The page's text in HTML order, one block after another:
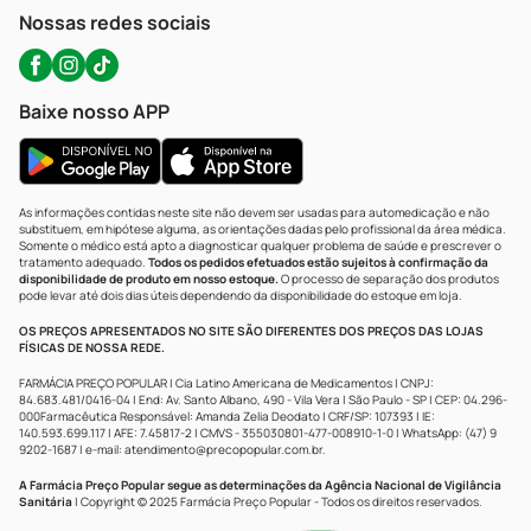
Nossas redes sociais
Baixe nosso APP
As informações contidas neste site não devem ser usadas para automedicação e não
substituem, em hipótese alguma, as orientações dadas pelo profissional da área médica.
Somente o médico está apto a diagnosticar qualquer problema de saúde e prescrever o
tratamento adequado. Todos os pedidos efetuados estão sujeitos à confirmação da
disponibilidade de produto em nosso estoque.O processo de separação dos produtos
pode levar até dois dias úteis dependendo da disponibilidade do estoque em loja.
OS PREÇOS APRESENTADOS NO SITE SÃO DIFERENTES DOS PREÇOS DAS LOJAS
FÍSICAS DE NOSSA REDE.
FARMÁCIA PREÇO POPULAR | Cia Latino Americana de Medicamentos | CNPJ:
84.683.481/0416-04 | End: Av. Santo Albano, 490 - Vila Vera | São Paulo - SP | CEP: 04.296-
000Farmacêutica Responsável: Amanda Zelia Deodato | CRF/SP: 107393 | IE:
140.593.699.117 | AFE: 7.45817-2 | CMVS - 355030801-477-008910-1-0 | WhatsApp: (47) 9
9202-1687 | e-mail: atendimento@precopopular.com.br.
A Farmácia Preço Popular segue as determinações da Agência Nacional de Vigilância
Sanitária | Copyright © 2025 Farmácia Preço Popular - Todos os direitos reservados.